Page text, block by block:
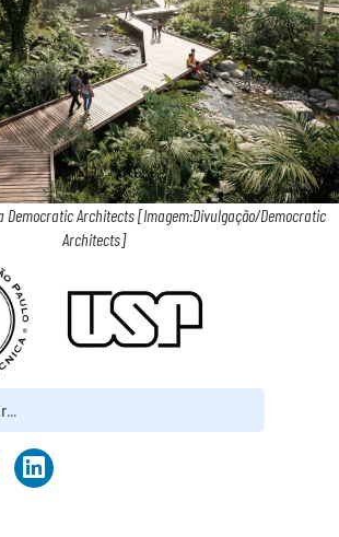
Democratic Architects [Imagem:Divulgação/Democratic
Architects]